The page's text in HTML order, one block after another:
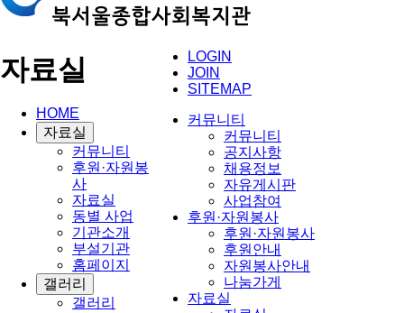
LOGIN
JOIN
SITEMAP
커뮤니티
커뮤니티
공지사항
채용정보
자유게시판
사업참여
후원·자원봉사
후원·자원봉사
후원안내
자원봉사안내
나눔가게
자료실
자료실
HOME
자료실
커뮤니티
후원·자원봉
사
자료실
동별 사업
기관소개
부설기관
홈페이지
갤러리
갤러리